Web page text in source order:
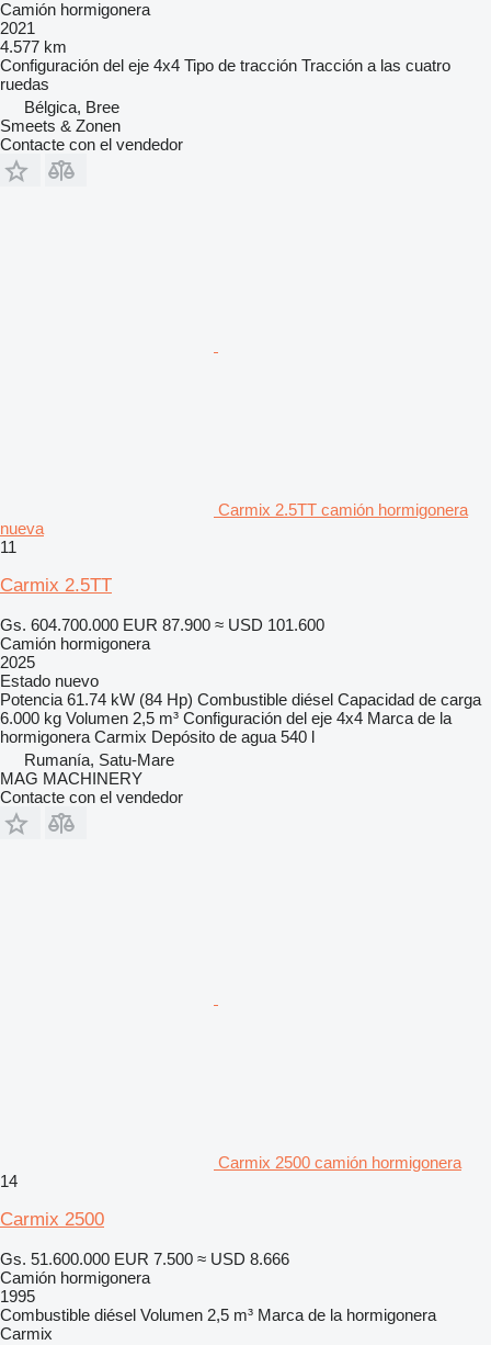
Camión hormigonera
2021
4.577 km
Configuración del eje 4x4 Tipo de tracción Tracción a las cuatro
ruedas
Bélgica, Bree
Smeets & Zonen
Contacte con el vendedor
Carmix 2.5TT camión hormigonera
nueva
11
Carmix 2.5TT
Gs. 604.700.000 EUR 87.900 ≈ USD 101.600
Camión hormigonera
2025
Estado nuevo
Potencia 61.74 kW (84 Hp) Combustible diésel Capacidad de carga
6.000 kg Volumen 2,5 m³ Configuración del eje 4x4 Marca de la
hormigonera Carmix Depósito de agua 540 l
Rumanía, Satu-Mare
MAG MACHINERY
Contacte con el vendedor
Carmix 2500 camión hormigonera
14
Carmix 2500
Gs. 51.600.000 EUR 7.500 ≈ USD 8.666
Camión hormigonera
1995
Combustible diésel Volumen 2,5 m³ Marca de la hormigonera
Carmix